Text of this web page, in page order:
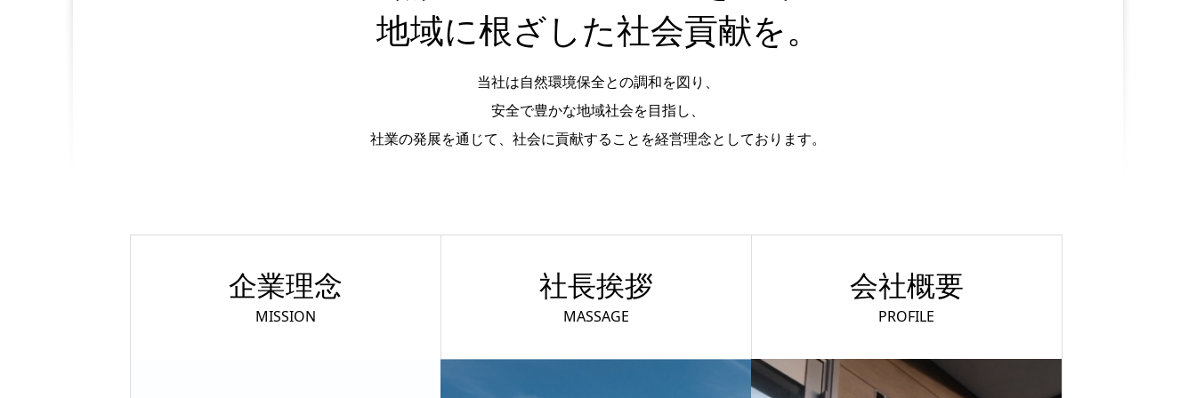
地域に根ざした社会貢献を。
当社は自然環境保全との調和を図り、
安全で豊かな地域社会を目指し、
社業の発展を通じて、社会に貢献することを経営理念としております。
企業理念
MISSION
社長挨拶
MASSAGE
会社概要
PROFILE